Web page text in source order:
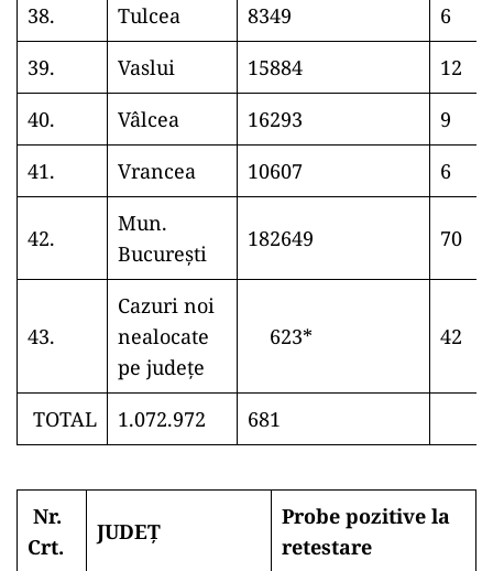
38.
Tulcea 8349
6
39.
Vaslui 15884
12
40.
Vâlcea 16293
9
41.
Vrancea 10607 6
42.
Mun.
București
182649 70
43.
Cazuri noi
nealocate
pe județe
623* 42
TOTAL 1.072.972 681
Nr.
Crt.
JUDEȚ
Probe pozitive la
retestare